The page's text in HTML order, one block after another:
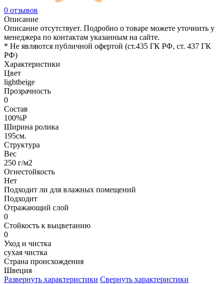
0 отзывов
Описание
Описание отсутствует. Подробно о товаре можете уточнить у
менеджера по контактам указанным на сайте.
* Не являются публичной офертой (ст.435 ГК РФ, cт. 437 ГК
РФ)
Характеристики
Цвет
lightbeige
Прозрачность
0
Состав
100%P
Ширина ролика
195см.
Структура
Вес
250 г/м2
Огнестойкость
Нет
Подходит ли для влажных помещений
Подходит
Отражающий слой
0
Стойкость к выцветанию
0
Уход и чистка
сухая чистка
Страна происхождения
Швеция
Развернуть характеристики Свернуть характеристики